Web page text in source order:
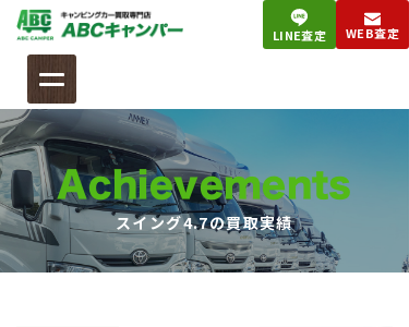
ツ
へ
ス
キ
ッ
プ
LINE査定 WEB査定
Achievements
スイング4.7の買取実績